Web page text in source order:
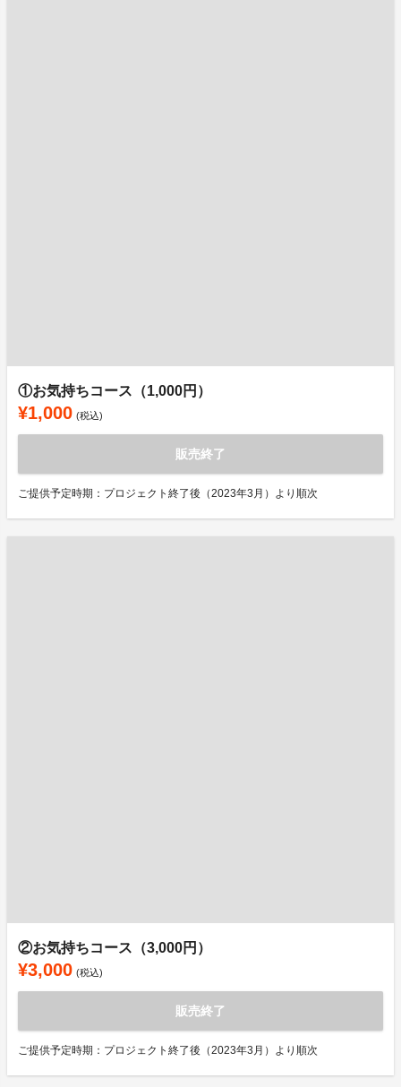
①お気持ちコース（1,000円）
¥1,000 (税込)
販売終了
ご提供予定時期：プロジェクト終了後（2023年3月）より順次
②お気持ちコース（3,000円）
¥3,000 (税込)
販売終了
ご提供予定時期：プロジェクト終了後（2023年3月）より順次